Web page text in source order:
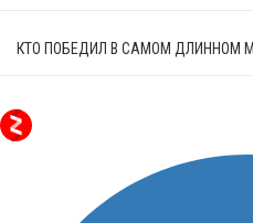
КТО ПОБЕДИЛ В САМОМ ДЛИННОМ